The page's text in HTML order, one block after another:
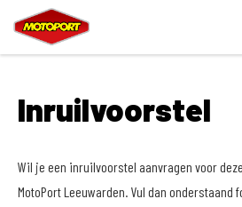
Inruilvoorstel
Wil je een inruilvoorstel aanvragen voor deze
MotoPort Leeuwarden. Vul dan onderstaand